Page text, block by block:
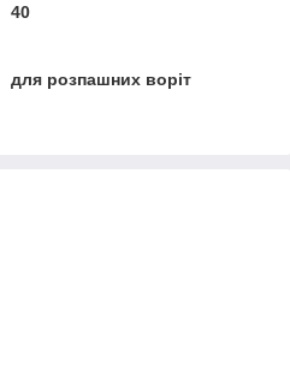
40
для розпашних воріт